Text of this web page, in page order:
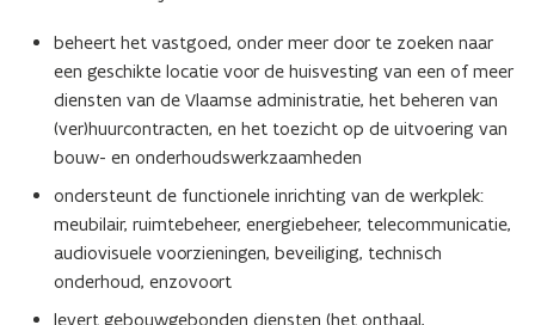
beheert het vastgoed, onder meer door te zoeken naar
een geschikte locatie voor de huisvesting van een of meer
diensten van de Vlaamse administratie, het beheren van
(ver)huurcontracten, en het toezicht op de uitvoering van
bouw- en onderhoudswerkzaamheden
ondersteunt de functionele inrichting van de werkplek:
meubilair, ruimtebeheer, energiebeheer, telecommunicatie,
audiovisuele voorzieningen, beveiliging, technisch
onderhoud, enzovoort
levert gebouwgebonden diensten (het onthaal,